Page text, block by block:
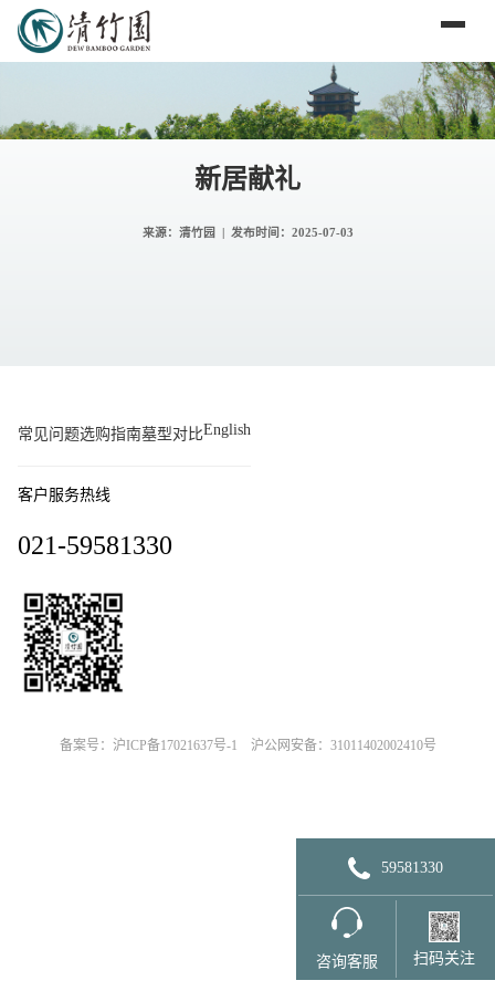
新居献礼
来源：清竹园 | 发布时间： 2025-07-03
59581330
咨询客服 扫码关注
常见问题选购指南墓型对比English
客户服务热线
021-59581330
备案号：沪ICP备17021637号-1 沪公网安备：31011402002410号